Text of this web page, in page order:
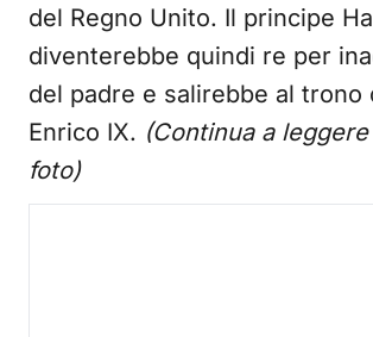
del Regno Unito. Il principe
diventerebbe quindi re per
del padre e salirebbe al trono
Enrico IX. (Continua a
foto)